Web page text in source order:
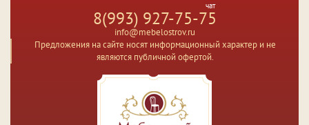
чат
8(993) 927-75-75
info@mebelostrov.ru
Предложения на сайте носят информационный характер и не
являются публичной офертой.